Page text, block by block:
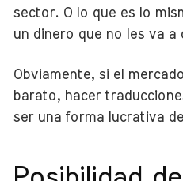
sector. O lo que es lo
un dinero que no les va a
Obviamente, si el
barato, hacer
ser una forma lucrativa